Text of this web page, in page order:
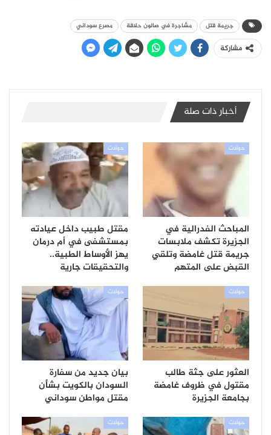
جريمة قتل مشاجرة في صالون حلاقة مصرع سوداني
مشاركة
أخبار ذات صلة
حوادث
المباحث الفدرالية في
الجزيرة تكشف ملابسات
جريمة قتل غامضة وتلقي
القبض على المتهم
حوادث
مقتل طبيب داخل عيادته
بمستشفى في أم درمان
يهز الأوساط الطبية..
والتحقيقات جارية
حوادث
العثور على جثة طالب
مقتول في ظروف غامضة
بجامعة الجزيرة
حوادث
بيان جديد من سفارة
السودان بالكويت بشأن
مقتل مواطن سوداني
حوادث حوادث